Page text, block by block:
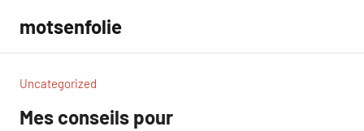
contenu
motsenfolie
Uncategorized
Mes conseils pour